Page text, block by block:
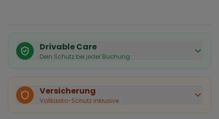
Drivable Care
Dein Schutz bei jeder Buchung
Käuferschutz inklusive
Bei Stornierung durch den Vermieter erhältst du eine
vollständige Rückerstattung.
Sofortige Bestätigung
Versicherung
Vollkasko-Schutz inklusive